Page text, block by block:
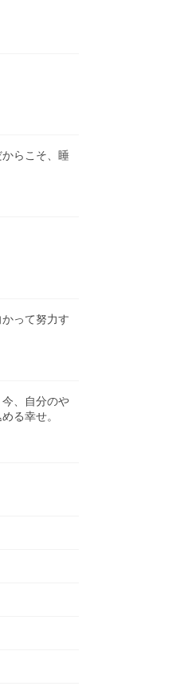
らこそ、睡
って努力す
、自分のや
る幸せ。